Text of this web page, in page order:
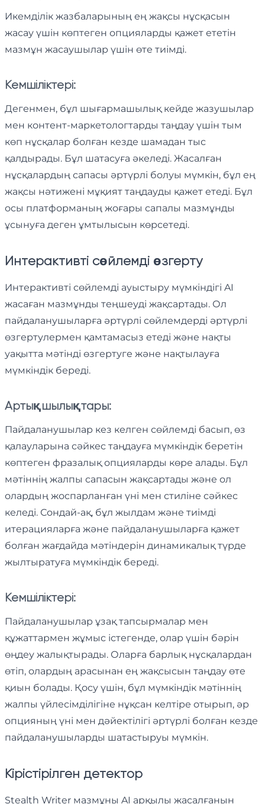
Икемділік жазбаларының ең жақсы нұсқасын
жасау үшін көптеген опцияларды қажет ететін
мазмұн жасаушылар үшін өте тиімді.
Кемшіліктері:
Дегенмен, бұл шығармашылық кейде жазушылар
мен контент-маркетологтарды таңдау үшін тым
көп нұсқалар болған кезде шамадан тыс
қалдырады. Бұл шатасуға әкеледі. Жасалған
нұсқалардың сапасы әртүрлі болуы мүмкін, бұл ең
жақсы нәтижені мұқият таңдауды қажет етеді. Бұл
осы платформаның жоғары сапалы мазмұнды
ұсынуға деген ұмтылысын көрсетеді.
Интерактивті сөйлемді өзгерту
Интерактивті сөйлемді ауыстыру мүмкіндігі AI
жасаған мазмұнды теңшеуді жақсартады. Ол
пайдаланушыларға әртүрлі сөйлемдерді әртүрлі
өзгертулермен қамтамасыз етеді және нақты
уақытта мәтінді өзгертуге және нақтылауға
мүмкіндік береді.
Артықшылықтары:
Пайдаланушылар кез келген сөйлемді басып, өз
қалауларына сәйкес таңдауға мүмкіндік беретін
көптеген фразалық опцияларды көре алады. Бұл
мәтіннің жалпы сапасын жақсартады және ол
олардың жоспарланған үні мен стиліне сәйкес
келеді. Сондай-ақ, бұл жылдам және тиімді
итерацияларға және пайдаланушыларға қажет
болған жағдайда мәтіндерін динамикалық түрде
жылтыратуға мүмкіндік береді.
Кемшіліктері:
Пайдаланушылар ұзақ тапсырмалар мен
құжаттармен жұмыс істегенде, олар үшін бәрін
өңдеу жалықтырады. Оларға барлық нұсқалардан
өтіп, олардың арасынан ең жақсысын таңдау өте
қиын болады. Қосу үшін, бұл мүмкіндік мәтіннің
жалпы үйлесімділігіне нұқсан келтіре отырып, әр
опцияның үні мен дәйектілігі әртүрлі болған кезде
пайдаланушыларды шатастыруы мүмкін.
Кірістірілген детектор
Stealth Writer мазмұны AI арқылы жасалғанын